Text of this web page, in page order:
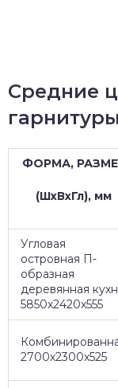
Средние
ФОРМА,
(ШхВхГл), мм
Угловая
островная П-
образная
деревянная
5850х2420х555
2700х2300х525